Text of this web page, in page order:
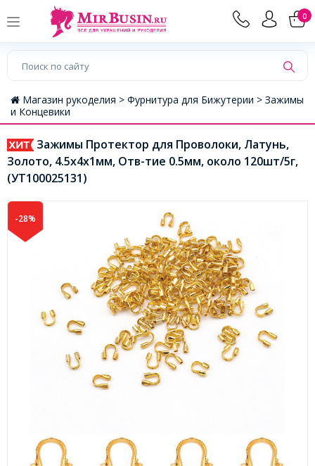
0
Магазин рукоделия > Фурнитура для Бижутерии > Зажимы
и Концевики
Зажимы Протектор для Проволоки, Латунь,
Золото, 4.5x4x1мм, Отв-тие 0.5мм, около 120шт/5г,
(УТ100025131)
-28%